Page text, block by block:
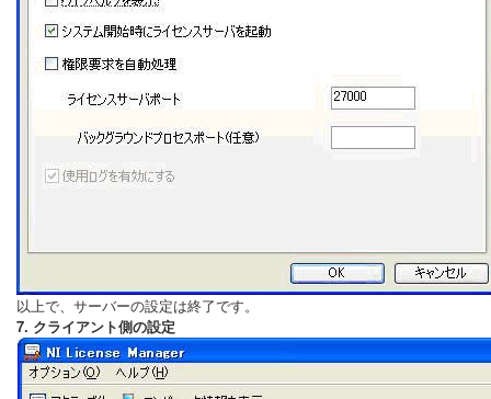
以上で、サーバーの設定は終了です。
7. クライアント側の設定